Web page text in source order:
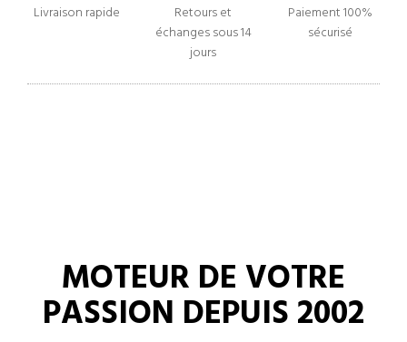
Livraison rapide
Retours et
échanges sous 14
jours
Paiement 100%
sécurisé
MOTEUR DE VOTRE
PASSION DEPUIS 2002